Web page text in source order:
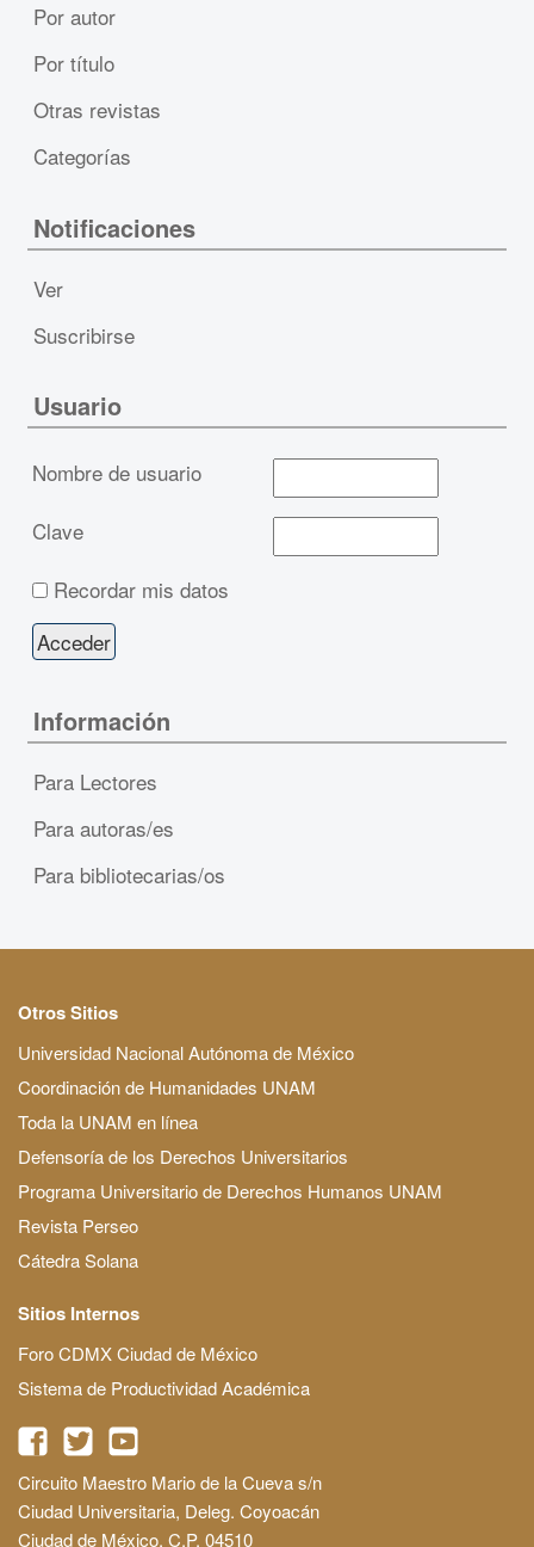
Por autor
Por título
Otras revistas
Categorías
Notificaciones
Ver
Suscribirse
Usuario
Nombre de usuario
Clave
Recordar mis datos
Información
Para Lectores
Para autoras/es
Para bibliotecarias/os
Otros Sitios
Universidad Nacional Autónoma de México
Coordinación de Humanidades UNAM
Toda la UNAM en línea
Defensoría de los Derechos Universitarios
Programa Universitario de Derechos Humanos UNAM
Revista Perseo
Cátedra Solana
Sitios Internos
Foro CDMX Ciudad de México
Sistema de Productividad Académica
Circuito Maestro Mario de la Cueva s/n
Ciudad Universitaria, Deleg. Coyoacán
Ciudad de México, C.P. 04510